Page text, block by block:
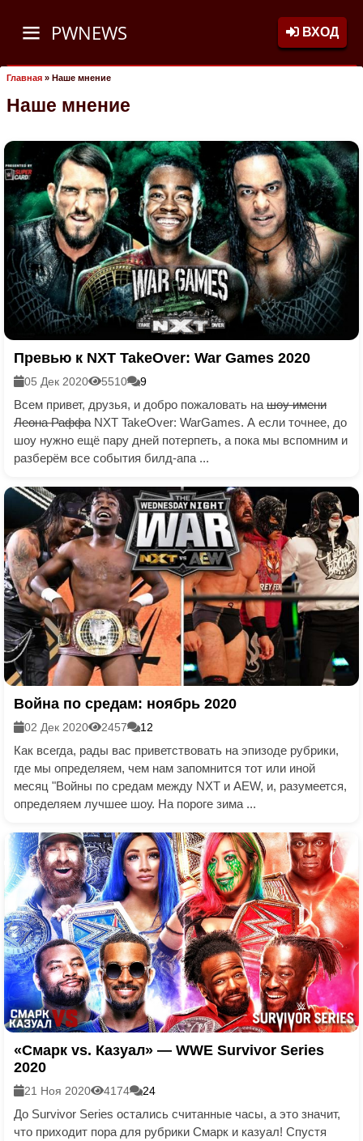
PWNEWS ВХОД
Главная » Наше мнение
Наше мнение
Превью к NXT TakeOver: War Games 2020
05 Дек 2020 5510 9
Всем привет, друзья, и добро пожаловать на шоу имени
Леона Раффа NXT TakeOver: WarGames. А если точнее, до
шоу нужно ещё пару дней потерпеть, а пока мы вспомним и
разберём все события билд-апа ...
Война по средам: ноябрь 2020
02 Дек 2020 2457 12
Как всегда, рады вас приветствовать на эпизоде рубрики,
где мы определяем, чем нам запомнится тот или иной
месяц "Войны по средам между NXT и AEW, и, разумеется,
определяем лучшее шоу. На пороге зима ...
«Смарк vs. Казуал» — WWE Survivor Series
2020
21 Ноя 2020 4174 24
До Survivor Series остались считанные часы, а это значит,
что приходит пора для рубрики Смарк и казуал! Спустя